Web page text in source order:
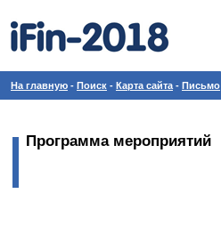
На главную - Поиск - Карта сайта - Письмо
Программа мероприятий